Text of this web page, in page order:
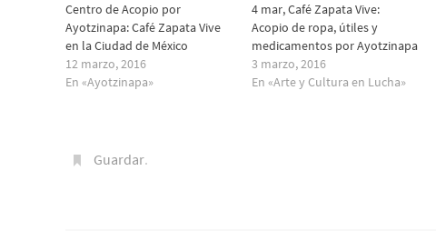
Centro de Acopio por
Ayotzinapa: Café Zapata Vive
en la Ciudad de México
12 marzo, 2016
En «Ayotzinapa»
4 mar, Café Zapata Vive:
Acopio de ropa, útiles y
medicamentos por Ayotzinapa
3 marzo, 2016
En «Arte y Cultura en Lucha»
Guardar.